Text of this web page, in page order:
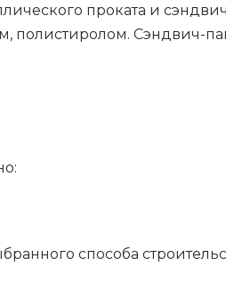
проката и
полистиролом. Сэндвич-
способа